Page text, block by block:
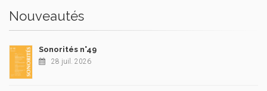
Nouveautés
Sonorités n°49
28 juil. 2026